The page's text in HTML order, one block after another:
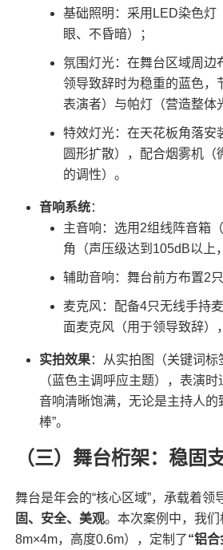
基础照明：采用LED染色灯
眼、不昏暗）；
氛围灯光：在舞台区域周边
领导致辞时为稳重的蓝色，
表演者）与帕灯（营造整体
特效灯光：在天花板角落安
圆形扩散），配合烟雾机
的调性）。
​音响系统​​：
主音响：选用2组线阵音箱
角（声压级达到105dB以上
辅助音响：舞台前方布置2
麦克风：配备4只无线手持
面麦克风（用于领导致辞）
​实拍效果​：从实拍图（关键词标
（蓝色主调呼应主题），表演
音响清晰饱满，无论是主持人
棒”。
（三）舞台桁架：稳固
舞台是年会的“核心区域”，承载着
固、安全、美观​。本次案例中，我
8m×4m，高度0.6m），定制了​​“铝